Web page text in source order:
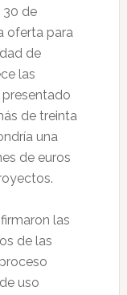
30 de
oferta para
de
las
de treinta
una
de euros
las
de las
uso